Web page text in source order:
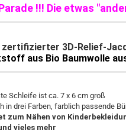
!!! Die etwas
zertifizierter 3D-Relief-
aus Bio Baumwolle
Schleife ist ca. 7 x 6 cm groß
in drei Farben, farblich passende
zum Nähen von
vieles mehr